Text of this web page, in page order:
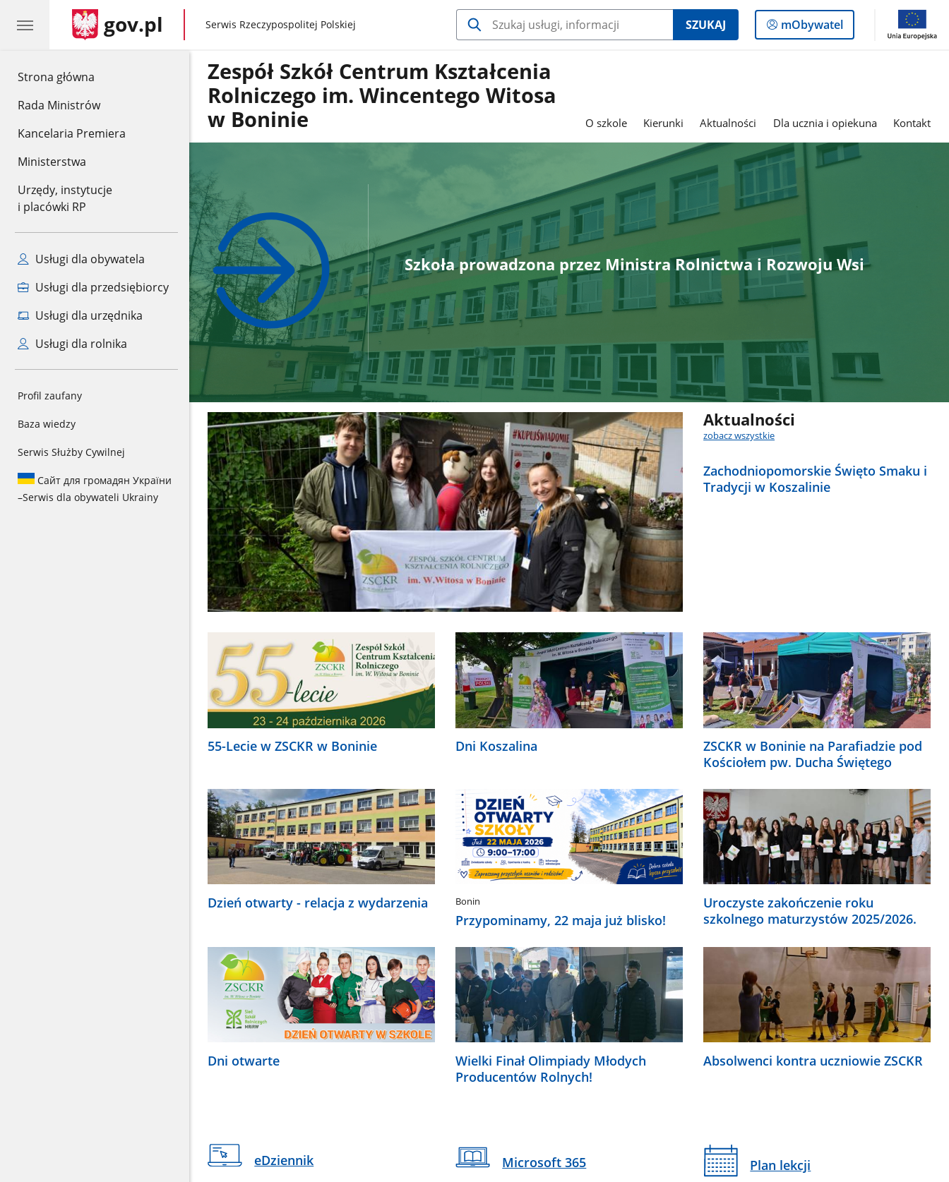
Strona główna
Rada Ministrów
Kancelaria Premiera
Ministerstwa
Urzędy, instytucje
i placówki RP
Usługi dla obywatela
Usługi dla przedsiębiorcy
Usługi dla urzędnika
Usługi dla rolnika
Profil zaufany
Baza wiedzy
Serwis Służby Cywilnej
Сайт для громадян України
–Serwis dla obywateli Ukrainy
gov.pl gov.pl
Serwis Rzeczypospolitej Polskiej SZUKAJ
Logowanie
do
mObywatel
Zespół Szkół Centrum Kształcenia
Rolniczego im. Wincentego Witosa
w Boninie
O szkole Kierunki Aktualności Dla ucznia i opiekuna Kontakt
Szkoła prowadzona przez Ministra Rolnictwa i Rozwoju Wsi
Aktualności
zobacz wszystkie
Zachodniopomorskie Święto Smaku i
Tradycji w Koszalinie
55-Lecie w ZSCKR w Boninie Dni Koszalina
ZSCKR w Boninie na Parafiadzie pod
Kościołem pw. Ducha Świętego
Dzień otwarty - relacja z wydarzenia Bonin
Przypominamy, 22 maja już blisko!
Uroczyste zakończenie roku
szkolnego maturzystów 2025/2026.
Dni otwarte
Wielki Finał Olimpiady Młodych
Producentów Rolnych!
Absolwenci kontra uczniowie ZSCKR
eDziennik Microsoft 365 Plan lekcji